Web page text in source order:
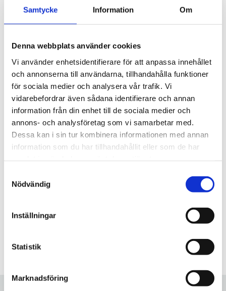
Samtycke Information Om
Denna webbplats använder cookies
Vi använder enhetsidentifierare för att anpassa innehållet
och annonserna till användarna, tillhandahålla funktioner
för sociala medier och analysera vår trafik. Vi
vidarebefordrar även sådana identifierare och annan
information från din enhet till de sociala medier och
annons- och analysföretag som vi samarbetar med.
Dessa kan i sin tur kombinera informationen med annan
information som du har tillhandahållit eller som de har
Nödvändig
Inställningar
Statistik
Marknadsföring
körning och enkel
5 690kr